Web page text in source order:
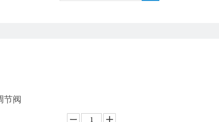
节阀